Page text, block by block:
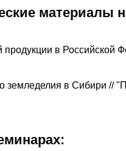
материалы
продукции в Российской
земледелия в Сибири //